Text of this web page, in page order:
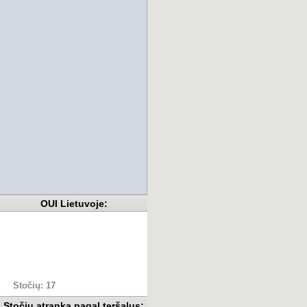
OUI Lietuvoje:
Stočių: 17